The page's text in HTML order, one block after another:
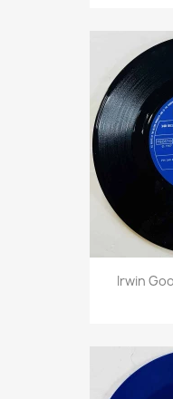
Irwin